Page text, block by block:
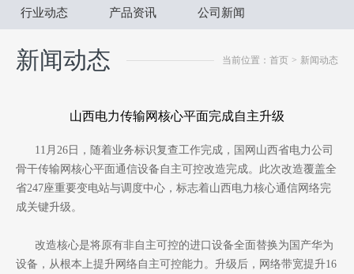
行业动态 产品资讯 公司新闻
新闻动态 当前位置：首页 > 新闻动态
山西电力传输网核心平面完成自主升级
11月26日，随着业务标识复查工作完成，国网山西省电力公司
骨干传输网核心平面通信设备自主可控改造完成。此次改造覆盖全
省247座重要变电站与调度中心，标志着山西电力核心通信网络完
成关键升级。
改造核心是将原有非自主可控的进口设备全面替换为国产华为
设备，从根本上提升网络自主可控能力。升级后，网络带宽提升16